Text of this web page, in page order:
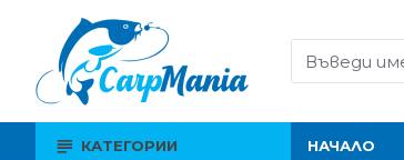
КАТЕГОРИИ НАЧАЛО